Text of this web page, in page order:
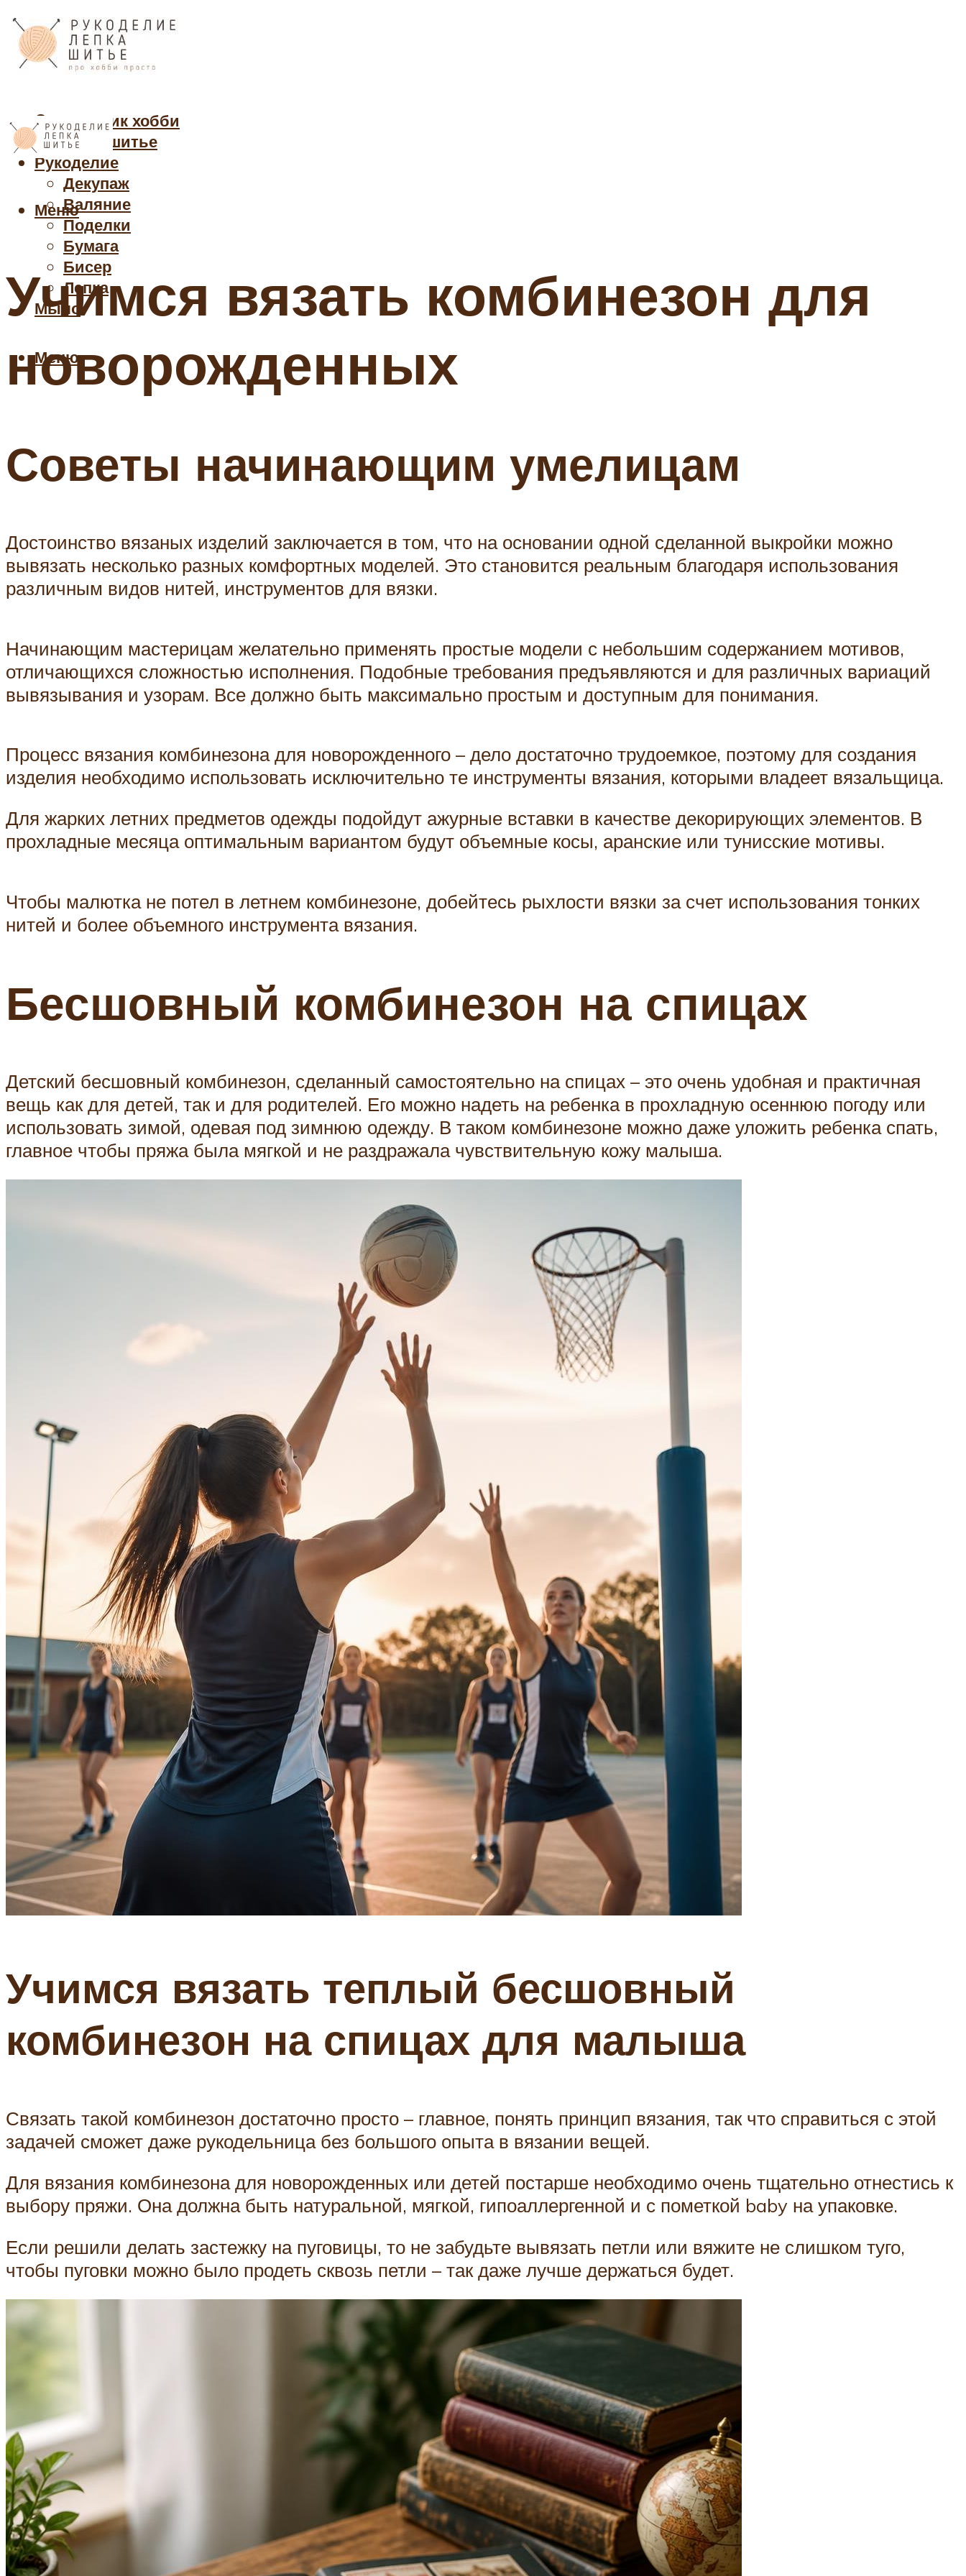
Cправочник хобби
Кройка и шитье
Рукоделие
Декупаж
Валяние
Поделки
Бумага
Бисер
Лепка
Мыло
Меню
Меню
Учимся вязать комбинезон для
новорожденных
Советы начинающим умелицам
Достоинство вязаных изделий заключается в том, что на основании одной сделанной выкройки можно
вывязать несколько разных комфортных моделей. Это становится реальным благодаря использования
различным видов нитей, инструментов для вязки.
Начинающим мастерицам желательно применять простые модели с небольшим содержанием мотивов,
отличающихся сложностью исполнения. Подобные требования предъявляются и для различных вариаций
вывязывания и узорам. Все должно быть максимально простым и доступным для понимания.
Процесс вязания комбинезона для новорожденного – дело достаточно трудоемкое, поэтому для создания
изделия необходимо использовать исключительно те инструменты вязания, которыми владеет вязальщица.
Для жарких летних предметов одежды подойдут ажурные вставки в качестве декорирующих элементов. В
прохладные месяца оптимальным вариантом будут объемные косы, аранские или тунисские мотивы.
Чтобы малютка не потел в летнем комбинезоне, добейтесь рыхлости вязки за счет использования тонких
нитей и более объемного инструмента вязания.
Бесшовный комбинезон на спицах
Детский бесшовный комбинезон, сделанный самостоятельно на спицах – это очень удобная и практичная
вещь как для детей, так и для родителей. Его можно надеть на ребенка в прохладную осеннюю погоду или
использовать зимой, одевая под зимнюю одежду. В таком комбинезоне можно даже уложить ребенка спать,
главное чтобы пряжа была мягкой и не раздражала чувствительную кожу малыша.
Учимся вязать теплый бесшовный
комбинезон на спицах для малыша
Связать такой комбинезон достаточно просто – главное, понять принцип вязания, так что справиться с этой
задачей сможет даже рукодельница без большого опыта в вязании вещей.
Для вязания комбинезона для новорожденных или детей постарше необходимо очень тщательно отнестись к
выбору пряжи. Она должна быть натуральной, мягкой, гипоаллергенной и с пометкой baby на упаковке.
Если решили делать застежку на пуговицы, то не забудьте вывязать петли или вяжите не слишком туго,
чтобы пуговки можно было продеть сквозь петли – так даже лучше держаться будет.